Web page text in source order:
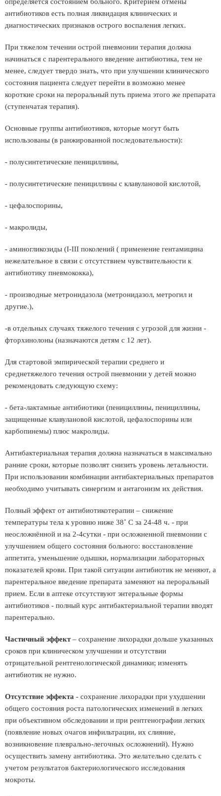
антибиотиков есть полная ликвидация клинических и
диагностических признаков острого воспаления легких.
При тяжелом течении острой пневмонии терапия должна
начинаться с парентерального введение антибиотика, тем не
менее, следует твердо знать, что при улучшении клинического
состояния пациента следует перейти в возможно менее
короткие сроки на пероральный путь приема этого же препарата
(ступенчатая терапия).
Основные группы антибиотиков, которые могут быть
использованы (в ранжированной последовательности):
- полусинтетические пенициллины,
- полусинтетические пенициллины с клавулановой кислотой,
- цефалоспорины,
- макролиды,
- аминогликозиды (I-III поколений ( применение гентамицина
нежелательное в связи с отсутствием чувствительности к
антибиотику пневмококка),
- производные метронидазола (метронидазол, метрогил и
другие.),
-в отдельных случаях тяжелого течения с угрозой для жизни -
фторхинолоны (назначаются детям с 12 лет).
Для стартовой эмпирической терапии среднего и
среднетяжелого течения острой пневмонии у детей можно
рекомендовать следующую схему:
- бета-лактамные антибиотики (пенициллины, пенициллины,
защищенные клавулановой кислотой, цефалоспорины или
карбопинемы) плюс макролиды.
Антибактериальная терапия должна назначаться в максимально
ранние сроки, которые позволят снизить уровень летальности.
При использовании комбинации антибактериальных препаратов
необходимо учитывать синергизм и антагонизм их действия.
Полный эффект от антибиотикотерапии – снижение
температуры тела к уровню ниже 38˚ С за 24-48 ч. - при
неосложнённой и на 2-4сутки - при осложненной пневмонии с
улучшением общего состояния больного: восстановление
аппетита, уменьшение одышки, нормализации лабораторных
показателей крови. При такой ситуации антибиотик не меняют, а
парентеральное введение препарата заменяют на пероральный
прием. Если в аптеке отсутствуют энтеральные формы
антибиотиков - полный курс антибактериальной терапии вводят
парентерально.
Частичный эффект– сохранение лихорадки дольше указанных
сроков при клиническом улучшении и отсутствии
отрицательной рентгенологической динамики; изменять
антибиотик не нужно.
Отсутствие эффекта - сохранение лихорадки при ухудшении
общего состояния роста патологических изменений в легких
при объективном обследовании и при рентгенографии легких
(появление новых очагов инфильтрации, их слияние,
возникновение плеврально-легочных осложнений). Нужно
осуществить замену антибиотика. Это желательно сделать с
учетом результатов бактериологического исследования
мокроты.